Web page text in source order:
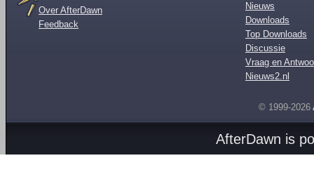
Over AfterDawn
Feedback
Nieuws
Downloads
Top Downloads
Discussie
Vraag en
Nieuws2.nl
© 1999-2026
AfterDawn is